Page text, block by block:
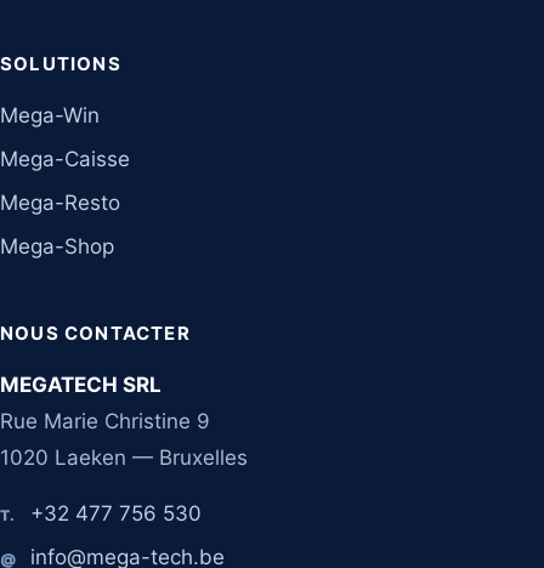
SOLUTIONS
Mega-Win
Mega-Caisse
Mega-Resto
Mega-Shop
NOUS CONTACTER
MEGATECH SRL
Rue Marie Christine 9
1020 Laeken — Bruxelles
T. +32 477 756 530
@ info@mega-tech.be